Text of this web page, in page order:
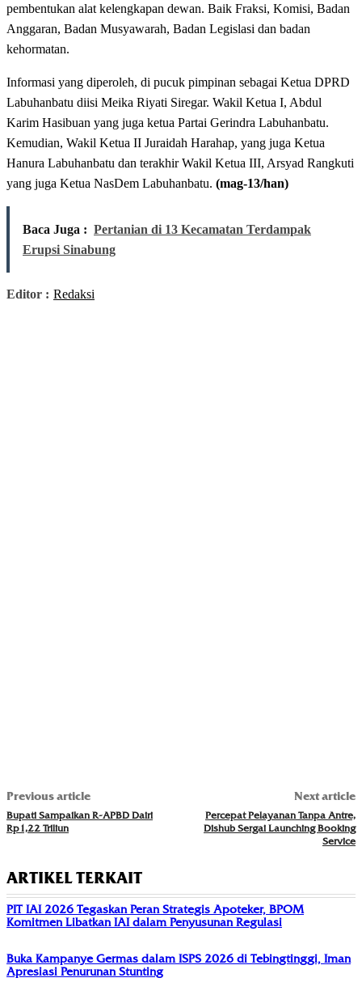
pembentukan alat kelengkapan dewan. Baik Fraksi, Komisi, Badan
Anggaran, Badan Musyawarah, Badan Legislasi dan badan
kehormatan.
Informasi yang diperoleh, di pucuk pimpinan sebagai Ketua DPRD
Labuhanbatu diisi Meika Riyati Siregar. Wakil Ketua I, Abdul
Karim Hasibuan yang juga ketua Partai Gerindra Labuhanbatu.
Kemudian, Wakil Ketua II Juraidah Harahap, yang juga Ketua
Hanura Labuhanbatu dan terakhir Wakil Ketua III, Arsyad Rangkuti
yang juga Ketua NasDem Labuhanbatu. (mag-13/han)
Baca Juga : Pertanian di 13 Kecamatan Terdampak
Erupsi Sinabung
Editor : Redaksi
Previous article
Bupati Sampaikan R-APBD Dairi
Rp1,22 Triliun
Next article
Percepat Pelayanan Tanpa Antre,
Dishub Sergai Launching Booking
Service
ARTIKEL TERKAIT
PIT IAI 2026 Tegaskan Peran Strategis Apoteker, BPOM
Komitmen Libatkan IAI dalam Penyusunan Regulasi
Buka Kampanye Germas dalam ISPS 2026 di Tebingtinggi, Iman
Apresiasi Penurunan Stunting